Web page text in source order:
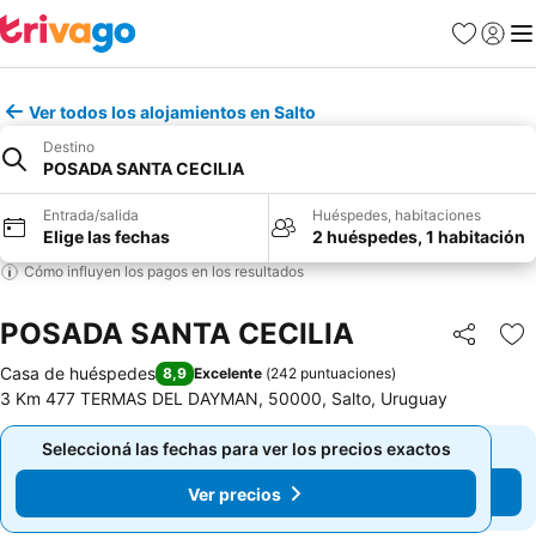
Favoritos
Iniciar
Ver todos los alojamientos en Salto
Destino
POSADA SANTA CECILIA
Entrada/salida
Elige las fechas
Huéspedes, habitaciones
2 huéspedes, 1 habitación
Cómo influyen los pagos en los resultados
POSADA SANTA CECILIA Compartir
Casa de huéspedes 8,9 Excelente (242 puntuaciones)
3 Km 477 TERMAS DEL DAYMAN, 50000, Salto, Uruguay
Seleccioná las fechas para ver los precios exactos
Ver precios
Seleccioná las fechas para ver los precios exactos
Ver precios